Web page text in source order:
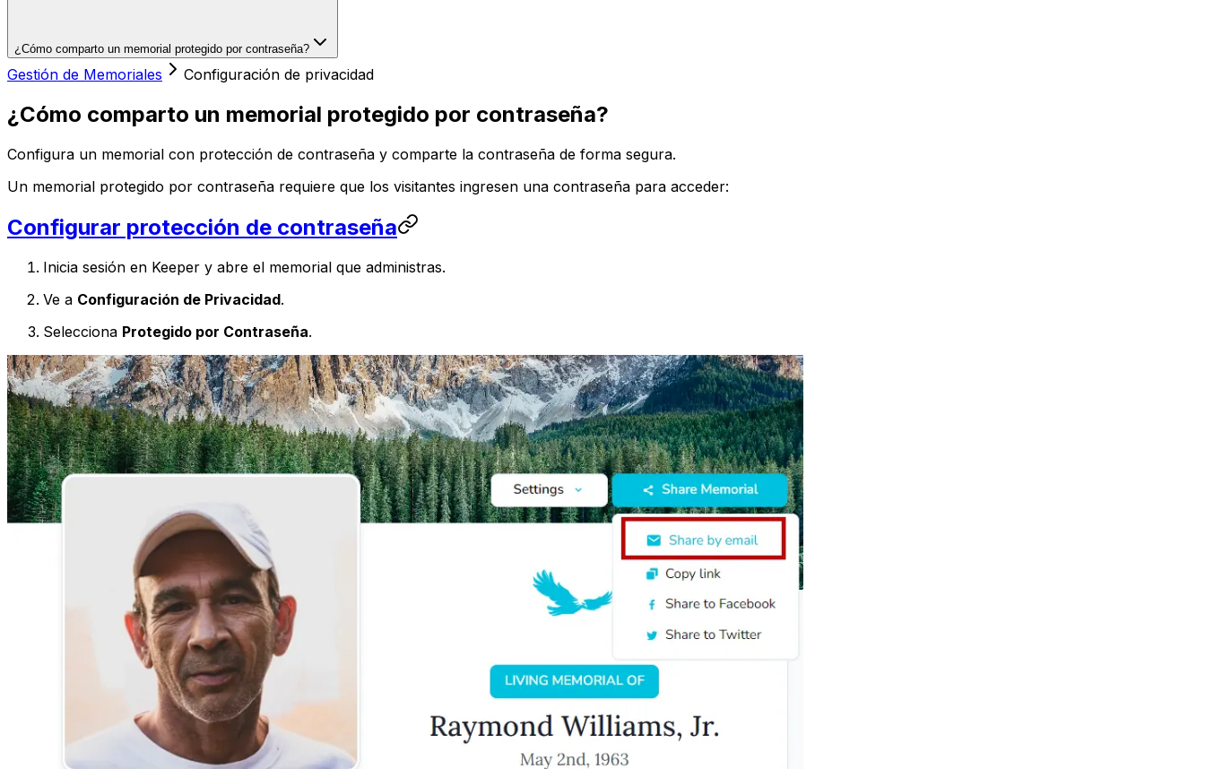
¿Cómo comparto un memorial protegido por contraseña?
Gestión de Memoriales Configuración de privacidad
¿Cómo comparto un memorial protegido por contraseña?
Configura un memorial con protección de contraseña y comparte la contraseña de forma segura.
Un memorial protegido por contraseña requiere que los visitantes ingresen una contraseña para acceder:
Configurar protección de contraseña
Inicia sesión en Keeper y abre el memorial que administras.
Ve a Configuración de Privacidad.
Selecciona Protegido por Contraseña.